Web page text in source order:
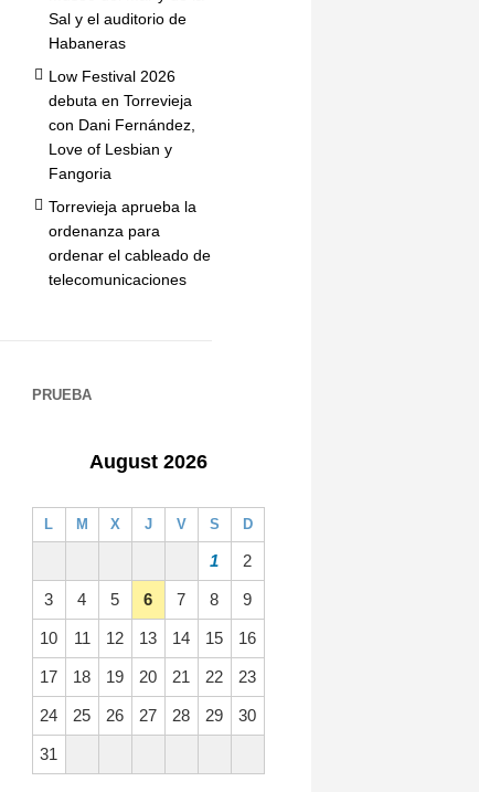
Sal y el auditorio de
Habaneras
Low Festival 2026
debuta en Torrevieja
con Dani Fernández,
Love of Lesbian y
Fangoria
Torrevieja aprueba la
ordenanza para
ordenar el cableado de
telecomunicaciones
PRUEBA
August 2026
L M X J V S D
1 2
3 4 5 6 7 8 9
10 11 12 13 14 15 16
17 18 19 20 21 22 23
24 25 26 27 28 29 30
31